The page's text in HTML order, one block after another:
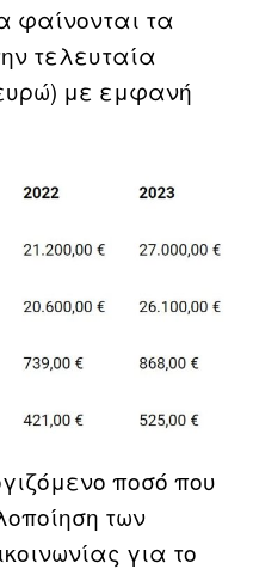
φαίνονται τα
τελευταία
με εμφανή
ποσό που
των
για το